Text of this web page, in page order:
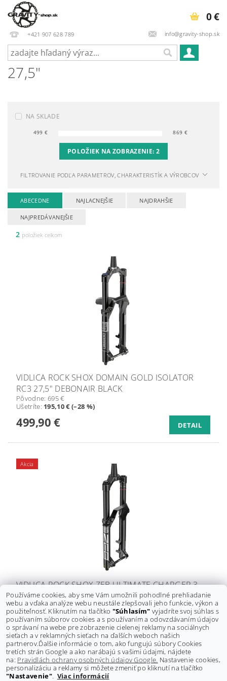
+421 907 628 789 info@gravity-shop.sk
0 €
27,5"
NA SKLADE
499 € 869 €
POLOŽIEK NA ZOBRAZENIE: 2
FILTROVANIE PODĽA PARAMETROV, CHARAKTERISTÍK A VÝROBCOV
ABECEDNE NAJLACNEJŠIE NAJDRAHŠIE
NAJPREDÁVANEJŠIE
2 položiek celkom
VIDLICA ROCK SHOX DOMAIN GOLD ISOLATOR
RC3 27,5" DEBONAIR BLACK
Pôvodne: 695 €
Ušetríte: 195,10 € (–28 %)
499,90 € DETAIL
Akcia
VIDLICA ROCK SHOX ZEB ULTIMATE CHARGER 3
RC2 27,5" GLOSS BLACK
Pôvodne:1 253 €
Ušetríte:384 € (–30 %)
869 € DETAIL
Používáme cookies, aby sme Vám umožnili pohodlné prehliadanie
webu a vďaka analýze webu neustále zlepšovali jeho funkcie, výkon a
použiteľnosť. Kliknutím na tlačítko "Súhlasím" vyjadríte svoj súhlas s
používaním súborov cookies a s používaním a odovzdávaním údajov
o správaní na webe pre zobrazenie cielenej reklamy na sociálnych
sieťach a v reklamných sieťach na ďalších weboch našich
partnerov.Ďalšie informácie o tom, ako fungujú súbory Cookies
tretích strán Google a ako narábajú s vašimi údajmi, nájdete
na: Pravidlách ochrany osobných údajov Google. Nastavenie cookies,
personalizáciu a reklamy si môžete zmeniť po kliknutí na tlačítko
"Nastavenie". Viac informácií